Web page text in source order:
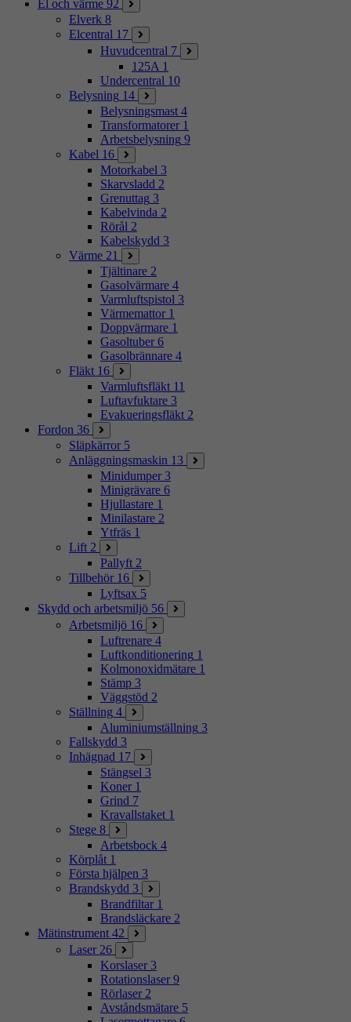
El och värme 92
Elverk 8
Elcentral 17
Huvudcentral 7
125A 1
Undercentral 10
Belysning 14
Belysningsmast 4
Transformatorer 1
Arbetsbelysning 9
Kabel 16
Motorkabel 3
Skarvsladd 2
Grenuttag 3
Kabelvinda 2
Rörål 2
Kabelskydd 3
Värme 21
Tjältinare 2
Gasolvärmare 4
Varmluftspistol 3
Värmemattor 1
Doppvärmare 1
Gasoltuber 6
Gasolbrännare 4
Fläkt 16
Varmluftsfläkt 11
Luftavfuktare 3
Evakueringsfläkt 2
Fordon 36
Släpkärror 5
Anläggningsmaskin 13
Minidumper 3
Minigrävare 6
Hjullastare 1
Minilastare 2
Ytfräs 1
Lift 2
Pallyft 2
Tillbehör 16
Lyftsax 5
Skydd och arbetsmiljö 56
Arbetsmiljö 16
Luftrenare 4
Luftkonditionering 1
Kolmonoxidmätare 1
Stämp 3
Väggstöd 2
Ställning 4
Aluminiumställning 3
Fallskydd 3
Inhägnad 17
Stängsel 3
Koner 1
Grind 7
Kravallstaket 1
Stege 8
Arbetsbock 4
Körplåt 1
Första hjälpen 3
Brandskydd 3
Brandfiltar 1
Brandsläckare 2
Mätinstrument 42
Laser 26
Korslaser 3
Rotationslaser 9
Rörlaser 2
Avståndsmätare 5